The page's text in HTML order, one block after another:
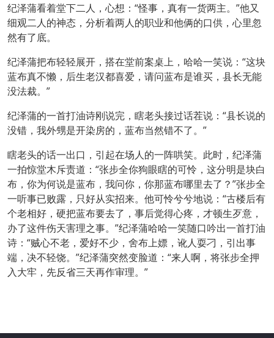
纪泽蒲看着堂下二人，心想：“怪事，真有一货两主。”他又
细观二人的神态，分析着两人的职业和他俩的口供，心里忽
然有了底。
纪泽蒲把布轻轻展开，搭在堂前案桌上，哈哈一笑说：“这块
蓝布真不懒，后生老汉都喜爱，请问蓝布是谁买，县长无能
没法裁。”
纪泽蒲的一首打油诗刚说完，瞎老头接过话茬说：“县长说的
没错，我外甥是开染房的，蓝布当然错不了。”
瞎老头的话一出口，引起在场人的一阵哄笑。此时，纪泽蒲
一拍惊堂木斥责道：“张步全你狗眼瞎的可怜，这分明是块白
布，你为何说是蓝布，我问你，你那蓝布哪里去了？”张步全
一听事已败露，只好从实招来。他可怜兮兮地说：“古楼后有
个老相好，硬把蓝布要去了，事后觉得心疼，才顿生歹意，
办了这件伤天害理之事。”纪泽蒲哈哈一笑随口吟出一首打油
诗：“贼心不老，爱好不少，舍布上嫖，讹人耍刁，引出事
端，决不轻饶。”纪泽蒲突然变脸道：“来人啊，将张步全押
入大牢，先反省三天再作审理。”